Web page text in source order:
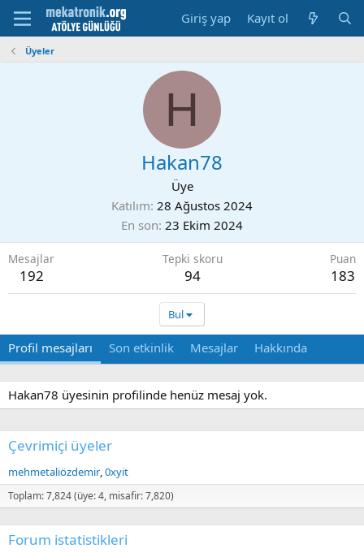
Giriş yap Kayıt ol
Üyeler
H
Hakan78
Üye
Katılım 28 Ağustos 2024
En son 23 Ekim 2024
Mesajlar
192
Tepki skoru
94
Puan
183
Bul
Profil mesajları Son etkinlik Mesajlar Hakkında
Hakan78 üyesinin profilinde henüz mesaj yok.
Çevrimiçi üyeler
mehmetaliözdemir 0xyit
Toplam: 7,824 (üye: 4, misafir: 7,820)
Forum istatistikleri